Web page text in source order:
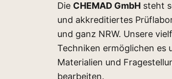
Unterstützt durch den modern
Gerätepark und aus dem
Materialien können wir darüber
Die CHEMAD GmbH steht
und akkreditiertes
und ganz NRW. Unsere
Techniken ermöglichen es
Materialien und
bearbeiten.